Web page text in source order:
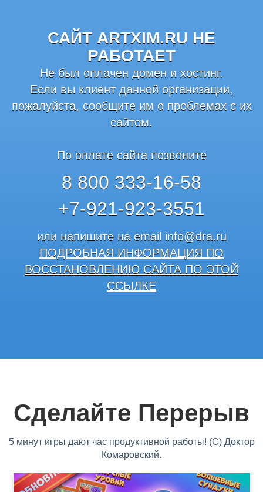
САЙТ ARTXIM.RU НЕ
РАБОТАЕТ
Не был оплачен домен и хостинг.
Если вы клиент данной организации,
пожалуйста, сообщите им о проблемах с их
сайтом.
По оплате сайта позвоните
8 800 333-16-58
+7-921-923-3551
или напишите на email info@dra.ru
ПОДРОБНАЯ ИНФОРМАЦИЯ ПО
ВОССТАНОВЛЕНИЮ САЙТА ПО ЭТОЙ
ССЫЛКЕ
Сделайте Перерыв
5 минут игры дают час продуктивной работы! (С) Доктор
Комаровский.